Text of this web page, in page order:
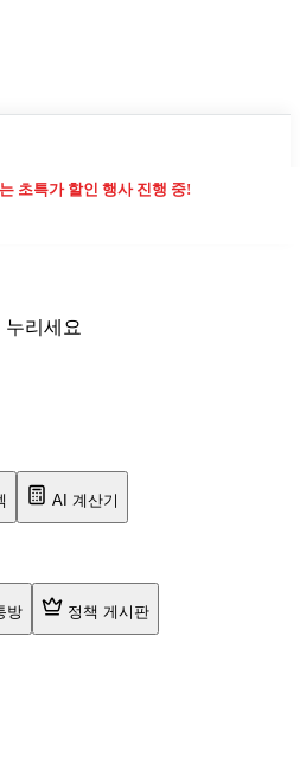
초특가 할인 행사 진행 중!
누리세요
AI 계산기
방 정책 게시판